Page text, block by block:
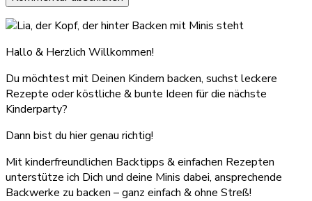
Hallo & Herzlich Willkommen!
Du möchtest mit Deinen Kindern backen, suchst leckere
Rezepte oder köstliche & bunte Ideen für die nächste
Kinderparty?
Dann bist du hier genau richtig!
Mit kinderfreundlichen Backtipps & einfachen Rezepten
unterstütze ich Dich und deine Minis dabei, ansprechende
Backwerke zu backen – ganz einfach & ohne Streß!